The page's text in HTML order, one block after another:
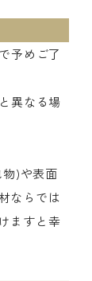
予めご了
異なる場
)や表面
ならでは
ますと幸